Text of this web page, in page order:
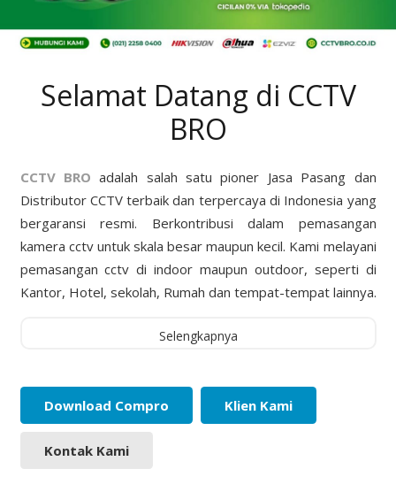
Selamat Datang di CCTV
BRO
CCTV BRO adalah salah satu pioner Jasa Pasang dan
Distributor CCTV terbaik dan terpercaya di Indonesia yang
bergaransi resmi. Berkontribusi dalam pemasangan
kamera cctv untuk skala besar maupun kecil. Kami melayani
pemasangan cctv di indoor maupun outdoor, seperti di
Kantor, Hotel, sekolah, Rumah dan tempat-tempat lainnya.
Selengkapnya
Download Compro Klien Kami
Kontak Kami